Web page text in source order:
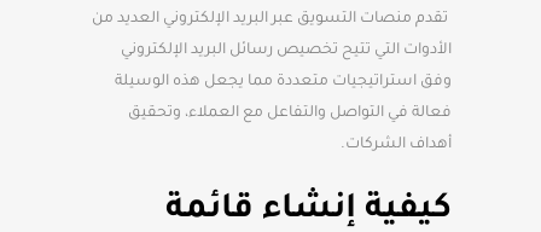
تقدم منصات التسويق عبر البريد الإلكتروني العديد من
الأدوات التي تتيح تخصيص رسائل البريد الإلكتروني
وفق استراتيجيات متعددة مما يجعل هذه الوسيلة
فعالة في التواصل والتفاعل مع العملاء، وتحقيق
أهداف الشركات.
كيفية إنشاء قائمة